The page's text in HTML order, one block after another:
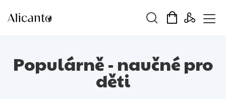
Populárně - naučné pro
děti